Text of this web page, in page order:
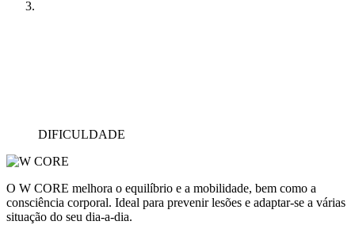
DIFICULDADE
O W CORE melhora o equilíbrio e a mobilidade, bem como a
consciência corporal. Ideal para prevenir lesões e adaptar-se a várias
situação do seu dia-a-dia.